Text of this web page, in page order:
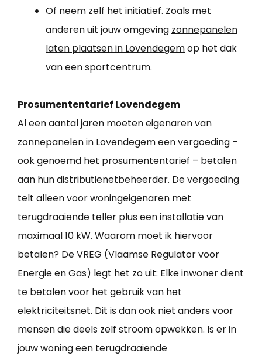
Of neem zelf het initiatief. Zoals met
anderen uit jouw omgeving zonnepanelen
laten plaatsen in Lovendegemop het dak
van een sportcentrum.
Prosumententarief Lovendegem
Al een aantal jaren moeten eigenaren van
zonnepanelen in Lovendegem een vergoeding –
ook genoemd het prosumententarief – betalen
aan hun distributienetbeheerder. De vergoeding
telt alleen voor woningeigenaren met
terugdraaiende teller plus een installatie van
maximaal 10 kW. Waarom moet ik hiervoor
betalen? De VREG (Vlaamse Regulator voor
Energie en Gas) legt het zo uit: Elke inwoner dient
te betalen voor het gebruik van het
elektriciteitsnet. Dit is dan ook niet anders voor
mensen die deels zelf stroom opwekken. Is er in
jouw woning een terugdraaiende